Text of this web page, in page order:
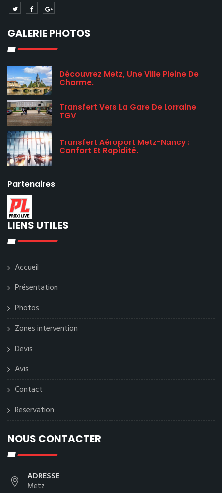
GALERIE PHOTOS
Découvrez Metz, Une Ville Pleine De
Charme.
Transfert Vers La Gare De Lorraine
TGV
Transfert Aéroport Metz-Nancy :
Confort Et Rapidité.
Partenaires
LIENS UTILES
Accueil
Présentation
Photos
Zones intervention
Devis
Avis
Contact
Reservation
NOUS CONTACTER
ADRESSE
Metz